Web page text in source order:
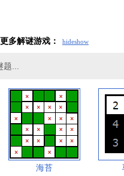
更多解谜游戏： hideshow
海苔